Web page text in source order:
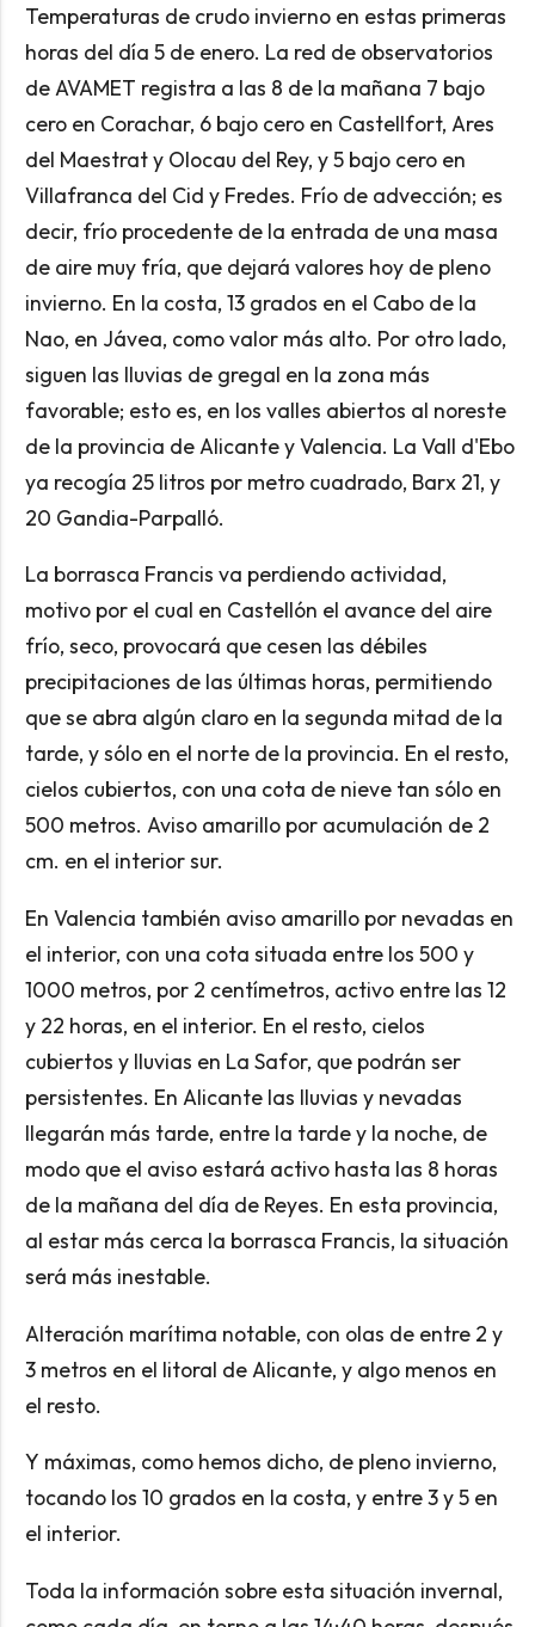
Temperaturas de crudo invierno en estas primeras
horas del día 5 de enero. La red de observatorios
de AVAMET registra a las 8 de la mañana 7 bajo
cero en Corachar, 6 bajo cero en Castellfort, Ares
del Maestrat y Olocau del Rey, y 5 bajo cero en
Villafranca del Cid y Fredes. Frío de advección; es
decir, frío procedente de la entrada de una masa
de aire muy fría, que dejará valores hoy de pleno
invierno. En la costa, 13 grados en el Cabo de la
Nao, en Jávea, como valor más alto. Por otro lado,
siguen las lluvias de gregal en la zona más
favorable; esto es, en los valles abiertos al noreste
de la provincia de Alicante y Valencia. La Vall d'Ebo
ya recogía 25 litros por metro cuadrado, Barx 21, y
20 Gandia-Parpalló.
La borrasca Francis va perdiendo actividad,
motivo por el cual en Castellón el avance del aire
frío, seco, provocará que cesen las débiles
precipitaciones de las últimas horas, permitiendo
que se abra algún claro en la segunda mitad de la
tarde, y sólo en el norte de la provincia. En el resto,
cielos cubiertos, con una cota de nieve tan sólo en
500 metros. Aviso amarillo por acumulación de 2
cm. en el interior sur.
En Valencia también aviso amarillo por nevadas en
el interior, con una cota situada entre los 500 y
1000 metros, por 2 centímetros, activo entre las 12
y 22 horas, en el interior. En el resto, cielos
cubiertos y lluvias en La Safor, que podrán ser
persistentes. En Alicante las lluvias y nevadas
llegarán más tarde, entre la tarde y la noche, de
modo que el aviso estará activo hasta las 8 horas
de la mañana del día de Reyes. En esta provincia,
al estar más cerca la borrasca Francis, la situación
será más inestable.
Alteración marítima notable, con olas de entre 2 y
3 metros en el litoral de Alicante, y algo menos en
el resto.
Y máximas, como hemos dicho, de pleno invierno,
tocando los 10 grados en la costa, y entre 3 y 5 en
el interior.
Toda la información sobre esta situación invernal,